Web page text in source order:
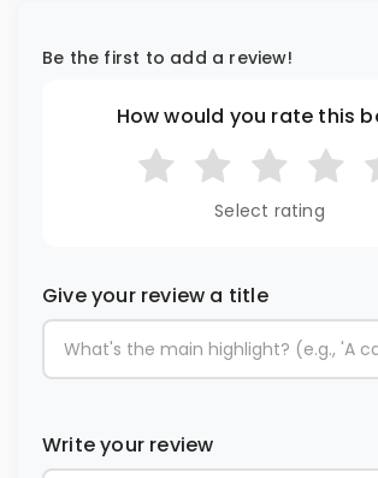
Be the first to add a review!
How would you rate this
Select rating
Give your review a title
Write your review